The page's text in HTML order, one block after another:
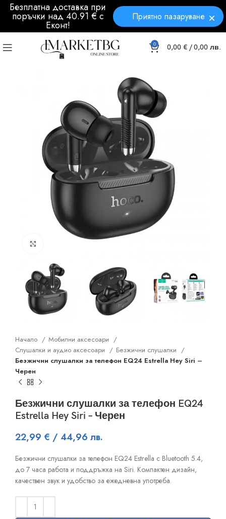
Безплатна доставка при
поръчки над 40.91 € с
Еконт!
Приятно пазаруване
0 0,00 € / 0,00 лв.
Начало
Мобилни аксесоари
Слушалки и аудио аксесоари
Безжични слушалки
Безжични слушалки за телефон EQ24 Estrella Hey Siri –
Черен
Безжични слушалки за телефон EQ24
Estrella Hey Siri – Черен
22,99 € / 44,96 лв.
Безжични слушалки за телефон EQ24 Estrella с Bluetooth 5.4,
до 7 часа работа и поддръжка на Siri. Компактен дизайн,
качествен звук и удобство за ежедневна употреба.